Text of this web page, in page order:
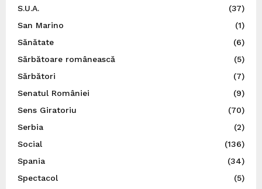
S.U.A.
(37)
San Marino
(1)
Sănătate
(6)
Sărbătoare românească
(5)
Sărbători
(7)
Senatul României
(9)
Sens Giratoriu
(70)
Serbia
(2)
Social
(136)
Spania
(34)
Spectacol
(5)